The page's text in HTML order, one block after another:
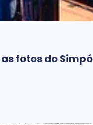
fotos do